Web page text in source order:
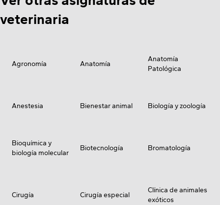
veterinaria
Agronomía Anatomía
Anatomía
Patológica
Anestesia Bienestar animal Biología y zoología
Bioquímica y
biología molecular
Biotecnología Bromatología
Cirugía Cirugía especial
Clínica de animales
exóticos